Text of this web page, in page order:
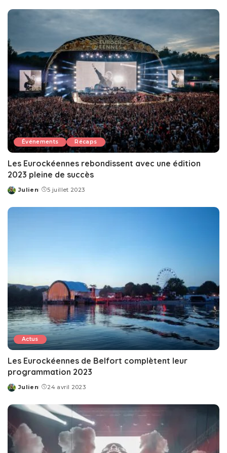
Événements Récaps
Les Eurockéennes rebondissent avec une édition
2023 pleine de succès
Posted
Julien 5 juillet 2023
Actus
Les Eurockéennes de Belfort complètent leur
programmation 2023
Posted
Julien 24 avril 2023